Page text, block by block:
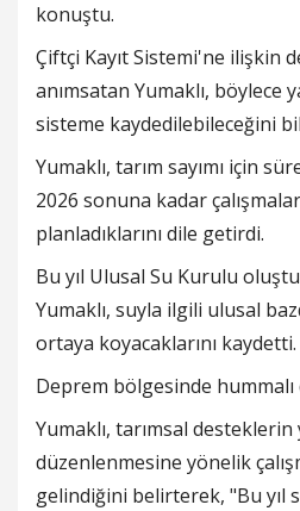
konuştu.
Çiftçi Kayıt Sistemi'ne ilişkin
anımsatan Yumaklı, böylece
sisteme kaydedilebileceğini
Yumaklı, tarım sayımı için
2026 sonuna kadar
planladıklarını dile getirdi.
Bu yıl Ulusal Su Kurulu
Yumaklı, suyla ilgili ulusal
ortaya koyacaklarını kaydetti.
Deprem bölgesinde hummalı
Yumaklı, tarımsal desteklerin
düzenlenmesine yönelik
gelindiğini belirterek, "Bu yıl